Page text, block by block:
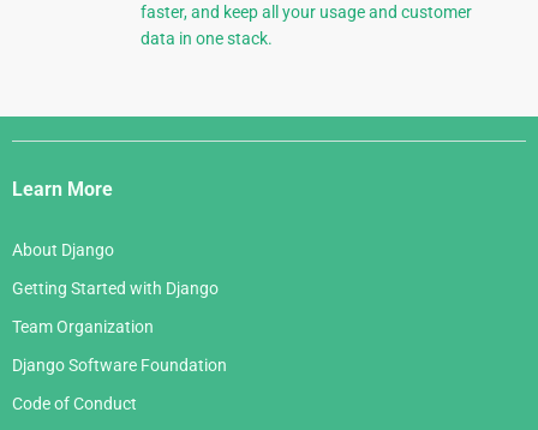
faster, and keep all your usage and customer
data in one stack.
Django
Links
Learn More
About Django
Getting Started with Django
Team Organization
Django Software Foundation
Code of Conduct